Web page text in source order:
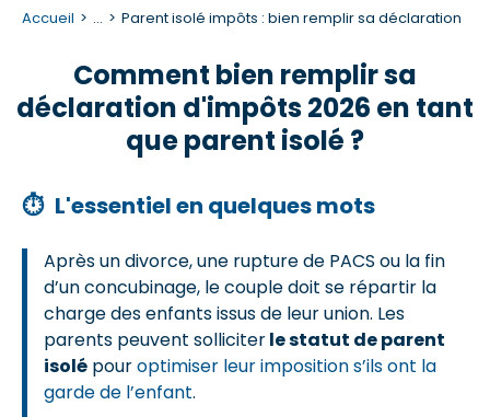
Accueil ... Parent isolé impôts : bien remplir sa déclaration
Comment bien remplir sa
déclaration d'impôts 2026 en tant
que parent isolé ?
⏱ L'essentiel en quelques mots
Après un divorce, une rupture de PACS ou la fin
d’un concubinage, le couple doit se répartir la
charge des enfants issus de leur union. Les
parents peuvent solliciterle statut de parent
isolé pouroptimiser leur imposition s’ils ont la
garde de l’enfant.